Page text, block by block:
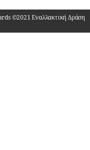
©2021 Εναλλακτική Δράση